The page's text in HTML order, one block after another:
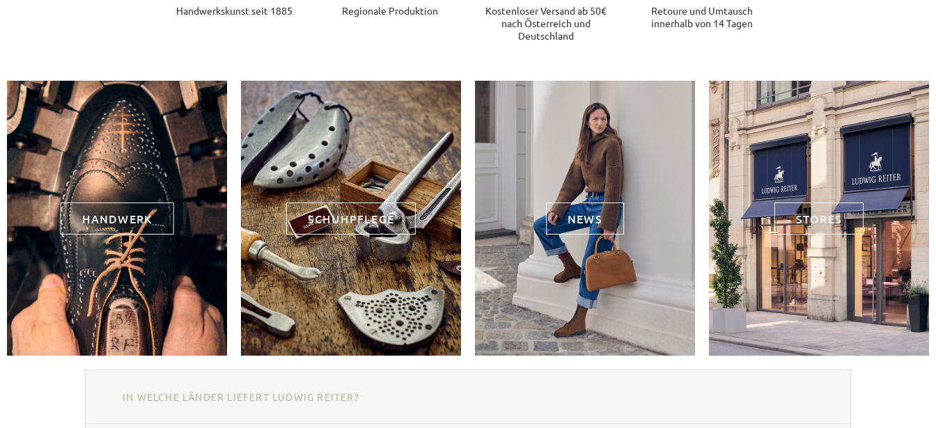
Handwerkskunst seit 1885 Regionale Produktion
Kostenloser Versand ab 50€
nach Österreich und
Deutschland
Retoure und Umtausch
innerhalb von 14 Tagen
HANDWERK SCHUHPFLEGE NEWS STORES
IN WELCHE LÄNDER LIEFERT LUDWIG REITER?